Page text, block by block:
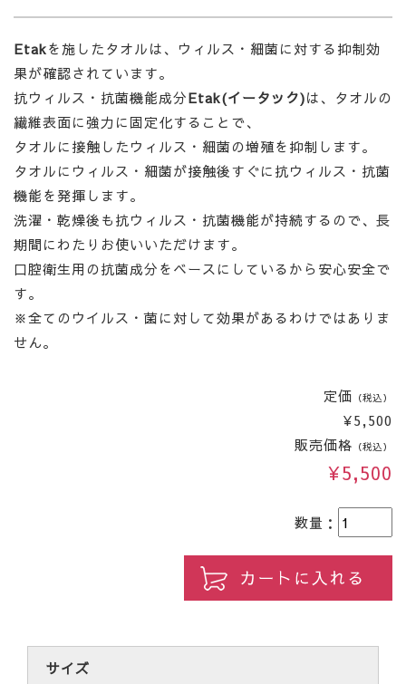
Etakを施したタオルは、ウィルス・細菌に対する抑制効
果が確認されています。
抗ウィルス・抗菌機能成分Etak(イータック)は、タオルの
繊維表面に強力に固定化することで、
タオルに接触したウィルス・細菌の増殖を抑制します。
タオルにウィルス・細菌が接触後すぐに抗ウィルス・抗菌
機能を発揮します。
洗濯・乾燥後も抗ウィルス・抗菌機能が持続するので、長
期間にわたりお使いいただけます。
口腔衛生用の抗菌成分をベースにしているから安心安全で
す。
※全てのウイルス・菌に対して効果があるわけではありま
せん。
定価 （税込）
¥5,500
販売価格 （税込）
¥5,500
数量：
サイズ